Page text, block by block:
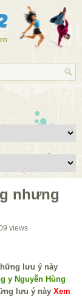
nhưng
views
y Nguyễn Hùng
Xem